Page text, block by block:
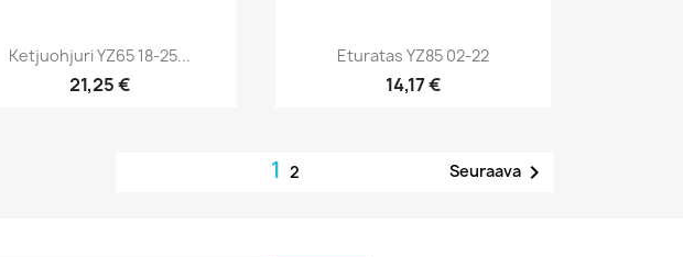
Pikakatselu
Ketjuohjuri YZ65 18-25...
21,25 €
Pikakatselu
Eturatas YZ85 02-22
14,17 €
1 2 Seuraava